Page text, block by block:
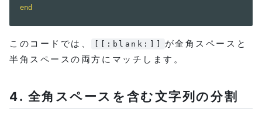
end
このコードでは、 [[:blank:]]
が全角スペースと
半角スペースの両方にマッチします。
4. 全角スペースを含む文字列の分割